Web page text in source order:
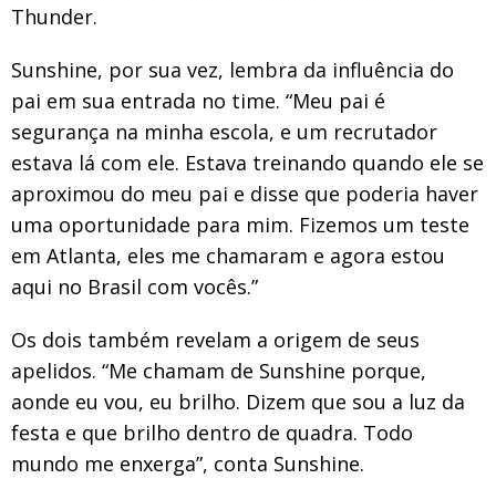
Thunder.
Sunshine, por sua vez, lembra da influência do
pai em sua entrada no time. “Meu pai é
segurança na minha escola, e um recrutador
estava lá com ele. Estava treinando quando ele se
aproximou do meu pai e disse que poderia haver
uma oportunidade para mim. Fizemos um teste
em Atlanta, eles me chamaram e agora estou
aqui no Brasil com vocês.”
Os dois também revelam a origem de seus
apelidos. “Me chamam de Sunshine porque,
aonde eu vou, eu brilho. Dizem que sou a luz da
festa e que brilho dentro de quadra. Todo
mundo me enxerga”, conta Sunshine.